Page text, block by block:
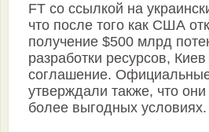
FT со ссылкой на
что после того как США
получение $500 млрд
разработки ресурсов,
соглашение.
утверждали также, что
более выгодных условиях.